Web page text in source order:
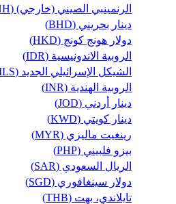
الرنمينبي الصيني (خارجي) (CNH)
دينار بحريني (BHD)
دولار هونج كونج (HKD)
الروبية الاندونيسية (IDR)
الشيكل الإسرائيلي الجديد (ILS)
الروبية الهندية (INR)
دينار أردني (JOD)
دينار كويتي (KWD)
رينغيت ماليزي (MYR)
بيزو فلبيني (PHP)
الريال السعودي (SAR)
دولار سينغافوري (SGD)
تايلاندي، بهت (THB)